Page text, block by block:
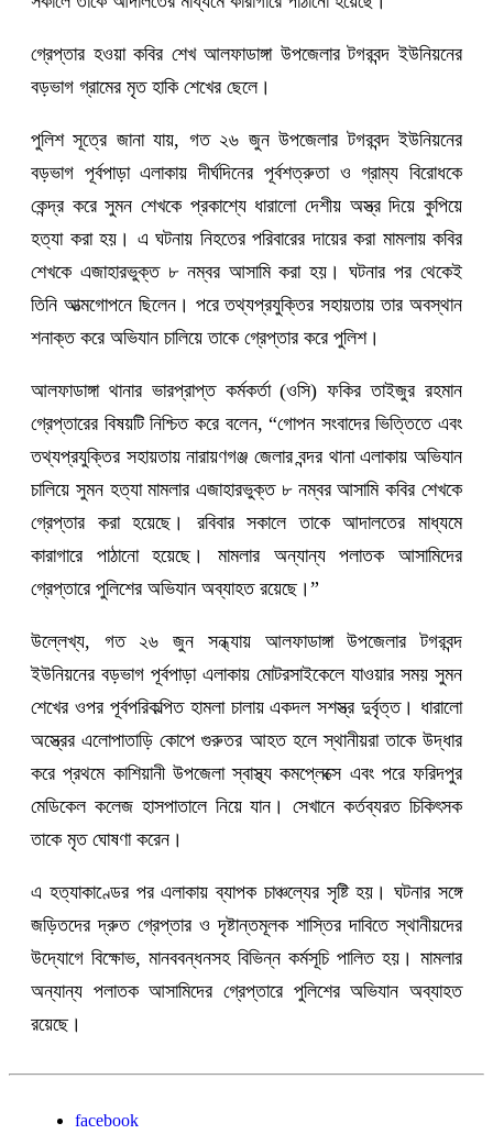
গ্রেপ্তার হওয়া কবির শেখ আলফাডাঙ্গা উপজেলার টগরবন্দ ইউনিয়নের
বড়ভাগ গ্রামের মৃত হাকি শেখের ছেলে।
পুলিশ সূত্রে জানা যায়, গত ২৬ জুন উপজেলার টগরবন্দ ইউনিয়নের
বড়ভাগ পূর্বপাড়া এলাকায় দীর্ঘদিনের পূর্বশত্রুতা ও গ্রাম্য বিরোধকে
কেন্দ্র করে সুমন শেখকে প্রকাশ্যে ধারালো দেশীয় অস্ত্র দিয়ে কুপিয়ে
হত্যা করা হয়। এ ঘটনায় নিহতের পরিবারের দায়ের করা মামলায় কবির
শেখকে এজাহারভুক্ত ৮ নম্বর আসামি করা হয়। ঘটনার পর থেকেই
তিনি আত্মগোপনে ছিলেন। পরে তথ্যপ্রযুক্তির সহায়তায় তার অবস্থান
শনাক্ত করে অভিযান চালিয়ে তাকে গ্রেপ্তার করে পুলিশ।
আলফাডাঙ্গা থানার ভারপ্রাপ্ত কর্মকর্তা (ওসি) ফকির তাইজুর রহমান
গ্রেপ্তারের বিষয়টি নিশ্চিত করে বলেন, “গোপন সংবাদের ভিত্তিতে এবং
তথ্যপ্রযুক্তির সহায়তায় নারায়ণগঞ্জ জেলার বন্দর থানা এলাকায় অভিযান
চালিয়ে সুমন হত্যা মামলার এজাহারভুক্ত ৮ নম্বর আসামি কবির শেখকে
গ্রেপ্তার করা হয়েছে। রবিবার সকালে তাকে আদালতের মাধ্যমে
কারাগারে পাঠানো হয়েছে। মামলার অন্যান্য পলাতক আসামিদের
গ্রেপ্তারে পুলিশের অভিযান অব্যাহত রয়েছে।”
উল্লেখ্য, গত ২৬ জুন সন্ধ্যায় আলফাডাঙ্গা উপজেলার টগরবন্দ
ইউনিয়নের বড়ভাগ পূর্বপাড়া এলাকায় মোটরসাইকেলে যাওয়ার সময় সুমন
শেখের ওপর পূর্বপরিকল্পিত হামলা চালায় একদল সশস্ত্র দুর্বৃত্ত। ধারালো
অস্ত্রের এলোপাতাড়ি কোপে গুরুতর আহত হলে স্থানীয়রা তাকে উদ্ধার
করে প্রথমে কাশিয়ানী উপজেলা স্বাস্থ্য কমপ্লেক্সে এবং পরে ফরিদপুর
মেডিকেল কলেজ হাসপাতালে নিয়ে যান। সেখানে কর্তব্যরত চিকিৎসক
তাকে মৃত ঘোষণা করেন।
এ হত্যাকাণ্ডের পর এলাকায় ব্যাপক চাঞ্চল্যের সৃষ্টি হয়। ঘটনার সঙ্গে
জড়িতদের দ্রুত গ্রেপ্তার ও দৃষ্টান্তমূলক শাস্তির দাবিতে স্থানীয়দের
উদ্যোগে বিক্ষোভ, মানববন্ধনসহ বিভিন্ন কর্মসূচি পালিত হয়। মামলার
অন্যান্য পলাতক আসামিদের গ্রেপ্তারে পুলিশের অভিযান অব্যাহত
রয়েছে।
facebook